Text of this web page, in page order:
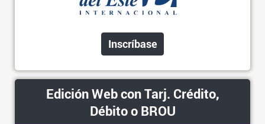
Inscríbase
Edición Web con Tarj. Crédito,
Débito o BROU